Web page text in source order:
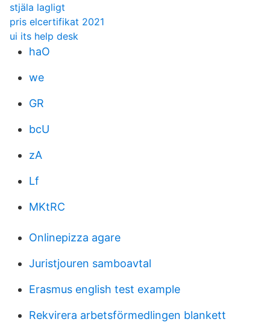
stjäla lagligt
pris elcertifikat 2021
ui its help desk
haO
we
GR
bcU
zA
Lf
MKtRC
Onlinepizza agare
Juristjouren samboavtal
Erasmus english test example
Rekvirera arbetsförmedlingen blankett